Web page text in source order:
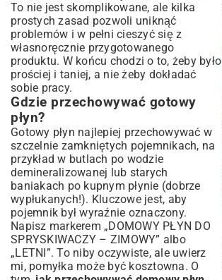
To nie jest skomplikowane, ale kilka
prostych zasad pozwoli uniknąć
problemów i w pełni cieszyć się z
własnoręcznie przygotowanego
produktu. W końcu chodzi o to, żeby było
prościej i taniej, a nie żeby dokładać
sobie pracy.
Gdzie przechowywać gotowy
płyn?
Gotowy płyn najlepiej przechowywać w
szczelnie zamkniętych pojemnikach, na
przykład w butlach po wodzie
demineralizowanej lub starych
baniakach po kupnym płynie (dobrze
wypłukanych!). Kluczowe jest, aby
pojemnik był wyraźnie oznaczony.
Napisz markerem „DOMOWY PŁYN DO
SPRYSKIWACZY – ZIMOWY” albo
„LETNI”. To niby oczywiste, ale uwierz
mi, pomyłka może być kosztowna. O